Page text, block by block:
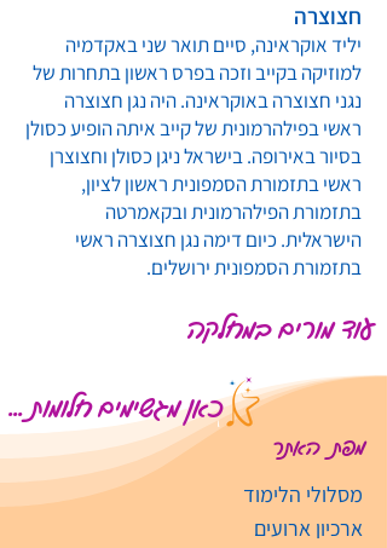
חצוצרה
יליד אוקראינה, סיים תואר שני באקדמיה
למוזיקה בקייב וזכה בפרס ראשון בתחרות של
נגני חצוצרה באוקראינה. היה נגן חצוצרה
ראשי בפילהרמונית של קייב איתה הופיע כסולן
בסיור באירופה. בישראל ניגן כסולן וחצוצרן
ראשי בתזמורת הסמפונית ראשון לציון,
בתזמורת הפילהרמונית ובקאמרטה
הישראלית. כיום דימה נגן חצוצרה ראשי
בתזמורת הסמפונית ירושלים.
עוד מורים במחלקה
מפת האתר
כאן מגשימים חלומות ...
מסלולי הלימוד
ארכיון ארועים